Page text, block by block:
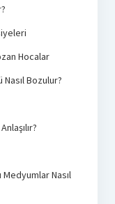
Hocalar
Bozulur?
Medyumlar Nasıl